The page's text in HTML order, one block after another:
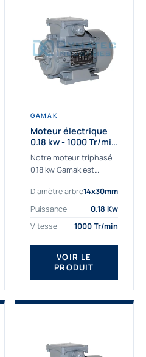
GAMAK
Moteur électrique
0.18 kw - 1000 Tr/min
- 230/400V - IE2
Notre moteur triphasé
0.18 kw Gamak est
aux applications
sévères. Nous
assemblons et
fournissons des
moteurs asynchrones
depuis de
nombreuses...
Diamètre arbre14x30mm
Puissance
0.18 Kw
Vitesse
1000 Tr/min
VOIR LE
PRODUIT